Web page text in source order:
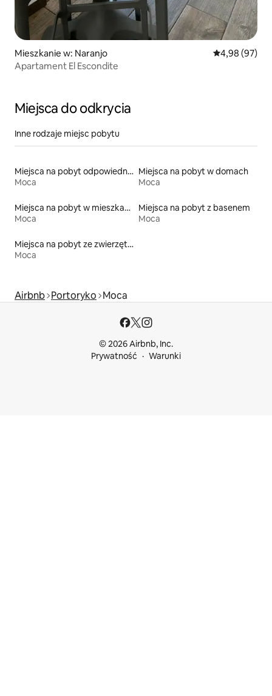
Mieszkanie w: Naranjo Średnia
4,98 (97)
Apartament El Escondite
Miejsca do odkrycia
Inne rodzaje miejsc pobytu
Miejsca na pobyt odpowiednie dla rodzin
Moca
Miejsca na pobyt w domach
Moca
Miejsca na pobyt w mieszkaniach
Moca
Miejsca na pobyt z basenem
Moca
Miejsca na pobyt ze zwierzętami
Moca
Airbnb Portoryko Moca
© 2026 Airbnb, Inc.
Prywatność
Warunki